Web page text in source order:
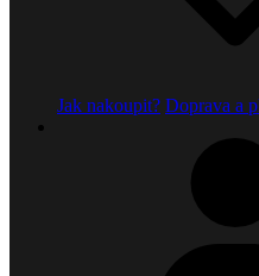
Jak nakoupit? Doprava a